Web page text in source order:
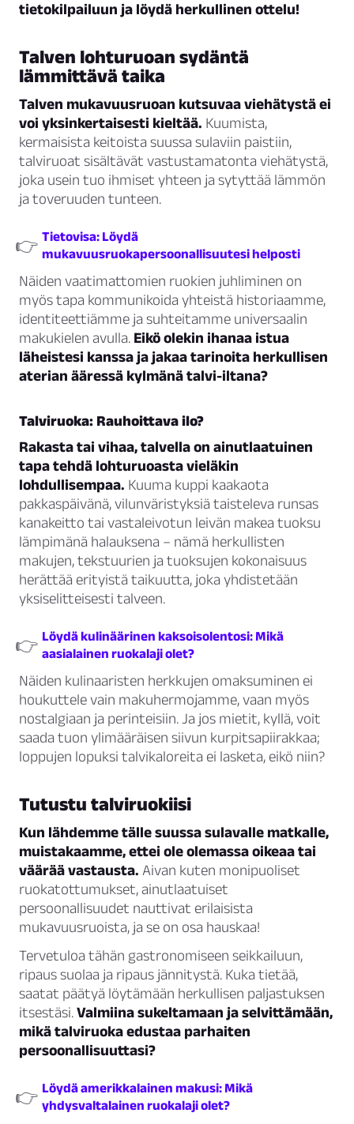
tietokilpailuun ja löydä herkullinen ottelu!
Talven lohturuoan sydäntä
lämmittävä taika
Talven mukavuusruoan kutsuvaa viehätystä ei
voi yksinkertaisesti kieltää. Kuumista,
kermaisista keitoista suussa sulaviin paistiin,
talviruoat sisältävät vastustamatonta viehätystä,
joka usein tuo ihmiset yhteen ja sytyttää lämmön
ja toveruuden tunteen.
👉 Tietovisa: Löydä
mukavuusruokapersoonallisuutesi helposti
Näiden vaatimattomien ruokien juhliminen on
myös tapa kommunikoida yhteistä historiaamme,
identiteettiämme ja suhteitamme universaalin
makukielen avulla. Eikö olekin ihanaa istua
läheistesi kanssa ja jakaa tarinoita herkullisen
aterian ääressä kylmänä talvi-iltana?
Talviruoka: Rauhoittava ilo?
Rakasta tai vihaa, talvella on ainutlaatuinen
tapa tehdä lohturuoasta vieläkin
lohdullisempaa. Kuuma kuppi kaakaota
pakkaspäivänä, vilunväristyksiä taisteleva runsas
kanakeitto tai vastaleivotun leivän makea tuoksu
lämpimänä halauksena – nämä herkullisten
makujen, tekstuurien ja tuoksujen kokonaisuus
herättää erityistä taikuutta, joka yhdistetään
yksiselitteisesti talveen.
👉 Löydä kulinäärinen kaksoisolentosi: Mikä
aasialainen ruokalaji olet?
Näiden kulinaaristen herkkujen omaksuminen ei
houkuttele vain makuhermojamme, vaan myös
nostalgiaan ja perinteisiin. Ja jos mietit, kyllä, voit
saada tuon ylimääräisen siivun kurpitsapiirakkaa;
loppujen lopuksi talvikaloreita ei lasketa, eikö niin?
Tutustu talviruokiisi
Kun lähdemme tälle suussa sulavalle matkalle,
muistakaamme, ettei ole olemassa oikeaa tai
väärää vastausta. Aivan kuten monipuoliset
ruokatottumukset, ainutlaatuiset
persoonallisuudet nauttivat erilaisista
mukavuusruoista, ja se on osa hauskaa!
Tervetuloa tähän gastronomiseen seikkailuun,
ripaus suolaa ja ripaus jännitystä. Kuka tietää,
saatat päätyä löytämään herkullisen paljastuksen
itsestäsi.Valmiina sukeltamaan ja selvittämään,
mikä talviruoka edustaa parhaiten
persoonallisuuttasi?
👉 Löydä amerikkalainen makusi: Mikä
yhdysvaltalainen ruokalaji olet?